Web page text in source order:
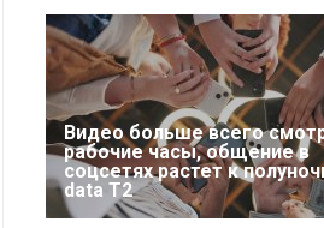
Видео больше всего
рабочие часы, общение в
соцсетях растет к
data T2